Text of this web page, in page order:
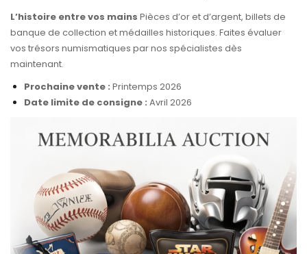
L’histoire entre vos mains Pièces d’or et d’argent, billets de
banque de collection et médailles historiques. Faites évaluer
vos trésors numismatiques par nos spécialistes dès
maintenant.
Prochaine vente : Printemps 2026
Date limite de consigne : Avril 2026